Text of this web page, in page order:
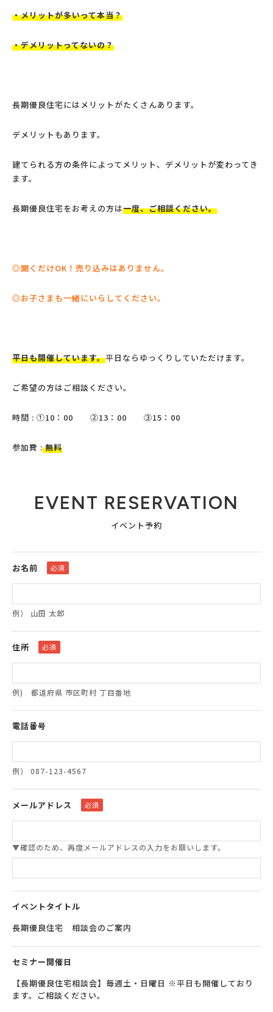
・メリットが多いって本当？
・デメリットってないの？
長期優良住宅にはメリットがたくさんあります。
デメリットもあります。
建てられる方の条件によってメリット、デメリットが変わってき
ます。
長期優良住宅をお考えの方は一度、ご相談ください。
◎聞くだけOK！売り込みはありません。
◎お子さまも一緒にいらしてください。
平日も開催しています。平日ならゆっくりしていただけます。
ご希望の方はご相談ください。
時間 : ①10：00 ②13：00 ③15：00
参加費 :無料
EVENT RESERVATION
イベント予約
お名前 必須
例） 山田 太郎
住所 必須
例) 都道府県 市区町村 丁目番地
電話番号
例） 087-123-4567
メールアドレス 必須
▼確認のため、再度メールアドレスの入力をお願いします。
イベントタイトル
長期優良住宅 相談会のご案内
セミナー開催日
【長期優良住宅相談会】毎週土・日曜日 ※平日も開催しており
ます。ご相談ください。